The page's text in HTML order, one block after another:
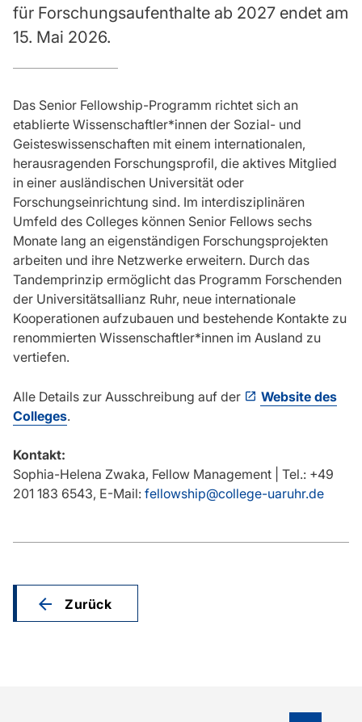
für Forschungsaufenthalte ab 2027 endet am
15. Mai 2026.
Das Senior Fellowship-Programm richtet sich an
etablierte Wissenschaftler*innen der Sozial- und
Geisteswissenschaften mit einem internationalen,
herausragenden Forschungsprofil, die aktives Mitglied
in einer ausländischen Universität oder
Forschungseinrichtung sind. Im interdisziplinären
Umfeld des Colleges können Senior Fellows sechs
Monate lang an eigenständigen Forschungsprojekten
arbeiten und ihre Netzwerke erweitern. Durch das
Tandemprinzip ermöglicht das Programm Forschenden
der Universitätsallianz Ruhr, neue internationale
Kooperationen aufzubauen und bestehende Kontakte zu
renommierten Wissenschaftler*innen im Ausland zu
vertiefen.
Alle Details zur Ausschreibung auf der
Website des
Colleges.
Kontakt:
Sophia-Helena Zwaka, Fellow Management | Tel.: +49
201 183 6543, E-Mail: fellowship@college-uaruhr.de
Zurück